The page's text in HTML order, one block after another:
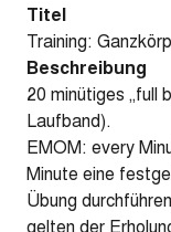
Titel
Training:
Beschreibung
20 minütiges „full
Laufband).
EMOM: every
Minute eine
Übung
gelten der